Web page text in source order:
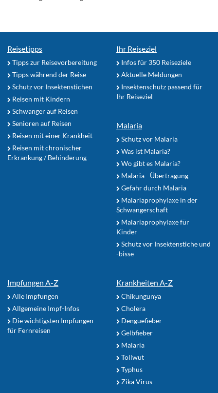
Reisetipps
Tipps zur Reisevorbereitung
Tipps während der Reise
Schutz vor Insektenstichen
Reisen mit Kindern
Schwanger auf Reisen
Senioren auf Reisen
Reisen mit einer Krankheit
Reisen mit chronischer
Erkrankung / Behinderung
Ihr Reiseziel
Infos für 350 Reiseziele
Aktuelle Meldungen
Insektenschutz passend für
Ihr Reiseziel
Malaria
Schutz vor Malaria
Was ist Malaria?
Wo gibt es Malaria?
Malaria - Übertragung
Gefahr durch Malaria
Malariaprophylaxe in der
Schwangerschaft
Malariaprophylaxe für
Kinder
Schutz vor Insektenstiche und
-bisse
Impfungen A-Z
Alle Impfungen
Allgemeine Impf-Infos
Die wichtigsten Impfungen
für Fernreisen
Krankheiten A-Z
Chikungunya
Cholera
Denguefieber
Gelbfieber
Malaria
Tollwut
Typhus
Zika Virus